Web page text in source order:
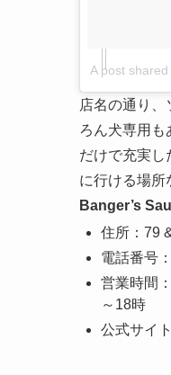
A post
店名の通り
ろん犬専用も
だけで充実し
に行ける場所
Banger’s
住所：79
電話番号
営業時間
～18時
公式サイ